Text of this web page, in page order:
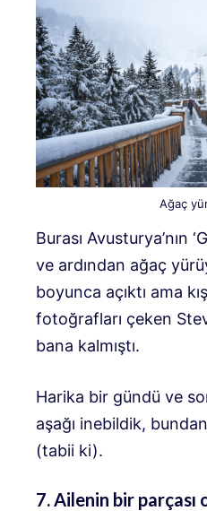
Ağaç
Burası Avusturya’nın
ve ardından ağaç
boyunca açıktı ama
fotoğrafları çeken
bana kalmıştı.
Harika bir gündü ve
aşağı inebildik,
(tabii ki).
7. Ailenin bir parçası